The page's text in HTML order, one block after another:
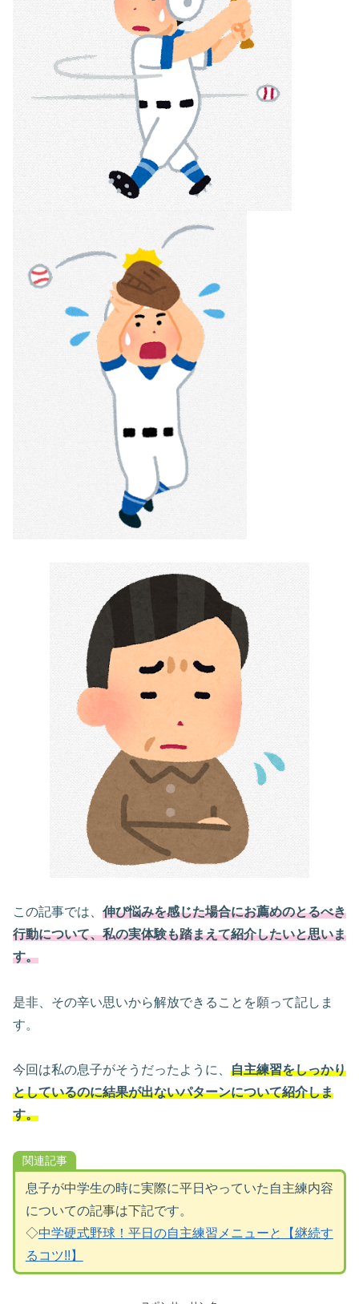
この記事では、 伸び悩みを感じた場合にお薦めのとるべき
行動について、私の実体験も踏まえて紹介したいと思いま
す。
是非、その辛い思いから解放できることを願って記しま
す。
今回は私の息子がそうだったように、 自主練習をしっかり
としているのに結果が出ないパターンについて紹介しま
す。
関連記事
息子が中学生の時に実際に平日やっていた自主練内容
についての記事は下記です。
◇中学硬式野球！平日の自主練習メニューと【継続す
るコツ!!】